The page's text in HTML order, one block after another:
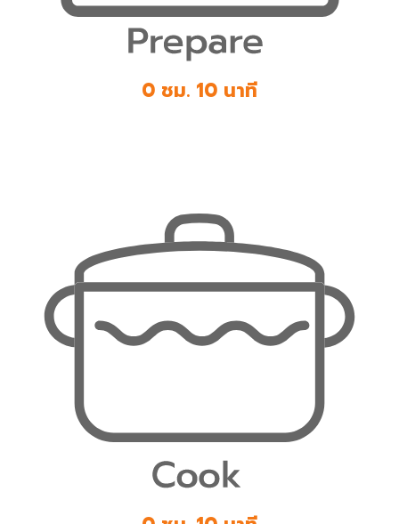
0 ชม. 10 นาที